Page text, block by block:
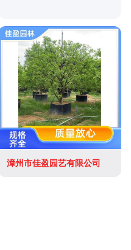
漳州市佳盈园艺有限公司